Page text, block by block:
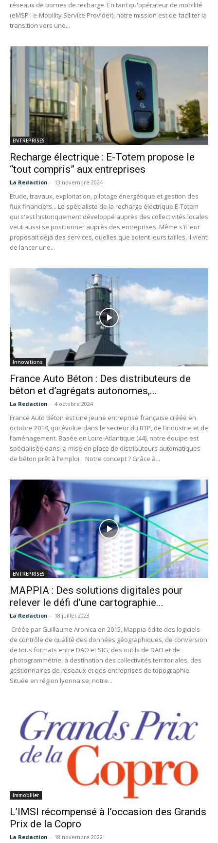
réseaux de bornes de recharge. En tant qu'opérateur de mobilité
(eMSP : e-Mobility Service Provider), notre mission est de faciliter la
transition vers une...
ENTREPRISES
Recharge électrique : E-Totem propose le
“tout compris” aux entreprises
La Redaction - 13 novembre 2024
Etude, travaux, exploitation, pilotage énergétique et gestion des
flux financiers... Le spécialiste de la recharge électrique E-Totem
qui s'est historiquement développé auprès des collectivités locales
veut aussi se positionner auprès des entreprises. Même s'il leur
proposait déjà des services, quelles que soient leurs tailles, il vient
de lancer une...
Innovations
France Auto Béton : Des distributeurs de
béton et d’agrégats autonomes,...
La Redaction - 4 octobre 2024
France Auto Béton est une jeune entreprise française créée en
octobre 2018, qui évolue dans le secteur du BTP, de l’industrie et de
l’aménagement. Basée en Loire-Atlantique (44), notre équipe est
spécialisée dans la mise en place de distributeurs automatiques
de béton prêt à l’emploi. Notre concept ? Grâce à...
ENTREPRISES
MAPPIA : Des solutions digitales pour
relever le défi d’une cartographie...
La Redaction - 18 juillet 2023
Créée par Guillaume Aronica en 2015, Mappia édite des logiciels
de contrôle de qualité des données géographiques, de conversion
de tous formats entre DAO et SIG, des outils de DAO et de
photogrammétrie, à destination des collectivités territoriales, des
gestionnaires de réseaux et des entreprises de topographie.
Située en région lyonnaise, notre...
Immobilier
L’IMSI récompensé à l’occasion des Grands
Prix de la Copro
La Redaction - 18 novembre 2022